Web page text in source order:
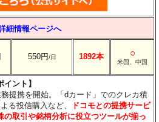
細情報ページへ
550円/日 1892本 ○
米国、中国
イント】
提携を開始。「dカード」でのクレカ積
る投信購入など、
ドコモとの提携サービ
の取引や銘柄分析に役立つツールが揃っ